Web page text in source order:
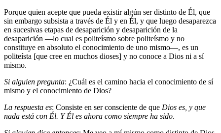
Porque quien acepte que pueda existir algún ser distinto de Él, que
sin embargo subsista a través de Él y en Él, y que luego desaparezca
en sucesivas etapas de desaparición y desaparición de la
desaparición —lo cual es politeísmo sobre politeísmo y no
constituye en absoluto el conocimiento de uno mismo—, es un
politeísta [que cree en muchos dioses] y no conoce a Dios ni a sí
mismo.
Si alguien pregunta: ¿Cuál es el camino hacia el conocimiento de sí
mismo y el conocimiento de Dios?
La respuesta es: Consiste en ser consciente de que Dios es, y que
nada está con Él. Y Él es ahora como siempre ha sido.